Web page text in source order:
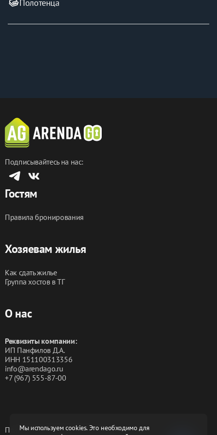
⛔️ Проживание с животными.
бронь!
Полотенца
Мы используем cookies. Это необходимо для
Подписывайтесь на нас:
Гостям
Правила бронирования
Хозяевам жилья
Как сдать жилье
Группа хостов в ТГ
О нас
Реквизиты компании:
ИП Панфилов Д.А.
ИНН 151100313356
info@arendago.ru
+7 (967) 555-87-00
Политика конфиденциальности